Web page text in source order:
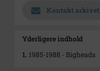
Kontakt arkivet
Yderligere indhold
1. 1985-1988 - Bigheads